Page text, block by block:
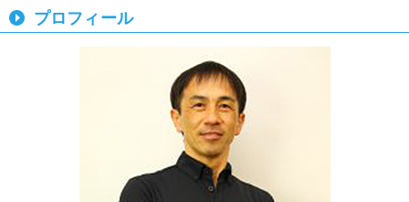
プロフィール